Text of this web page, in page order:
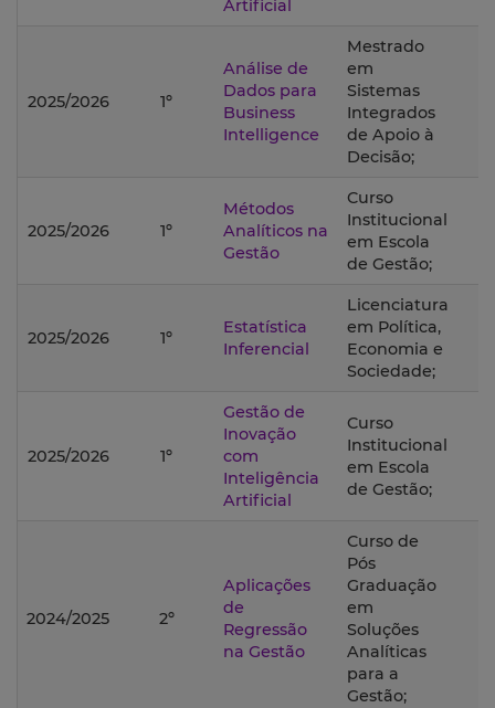
Artificial
2025/2026 1º
Análise de
Dados para
Business
Intelligence
Mestrado
em
Sistemas
Integrados
de Apoio à
Decisão;
2025/2026 1º
Métodos
Analíticos na
Gestão
Curso
Institucional
em Escola
de Gestão;
2025/2026 1º
Estatística
Inferencial
Licenciatura
em Política,
Economia e
Sociedade;
2025/2026 1º
Gestão de
Inovação
com
Inteligência
Artificial
Curso
Institucional
em Escola
de Gestão;
2024/2025 2º
Aplicações
de
Regressão
na Gestão
Curso de
Pós
Graduação
em
Soluções
Analíticas
para a
Gestão;